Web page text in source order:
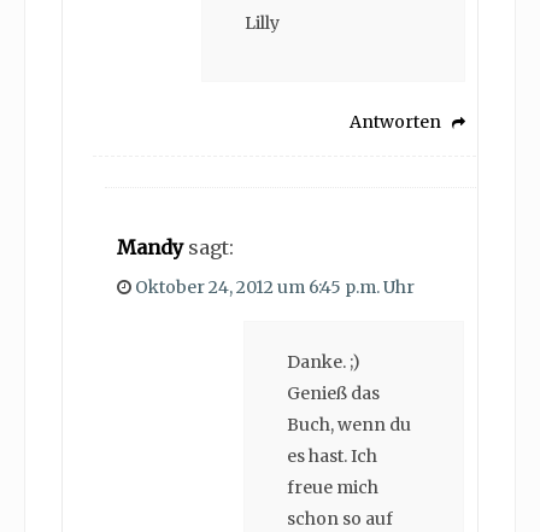
Lilly
Antworten
Mandy sagt:
Oktober 24, 2012 um 6:45 p.m. Uhr
Danke. ;)
Genieß das
Buch, wenn du
es hast. Ich
freue mich
schon so auf